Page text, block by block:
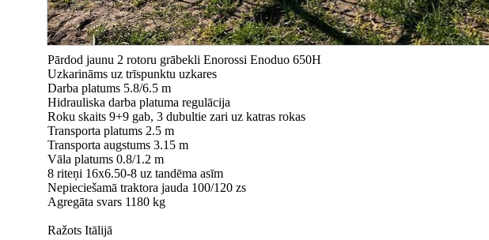
Pārdod jaunu 2 rotoru grābekli Enorossi Enoduo 650H
Uzkarināms uz trīspunktu uzkares
Darba platums 5.8/6.5 m
Hidrauliska darba platuma regulācija
Roku skaits 9+9 gab, 3 dubultie zari uz katras rokas
Transporta platums 2.5 m
Transporta augstums 3.15 m
Vāla platums 0.8/1.2 m
8 riteņi 16x6.50-8 uz tandēma asīm
Nepieciešamā traktora jauda 100/120 zs
Agregāta svars 1180 kg
Ražots Itālijā